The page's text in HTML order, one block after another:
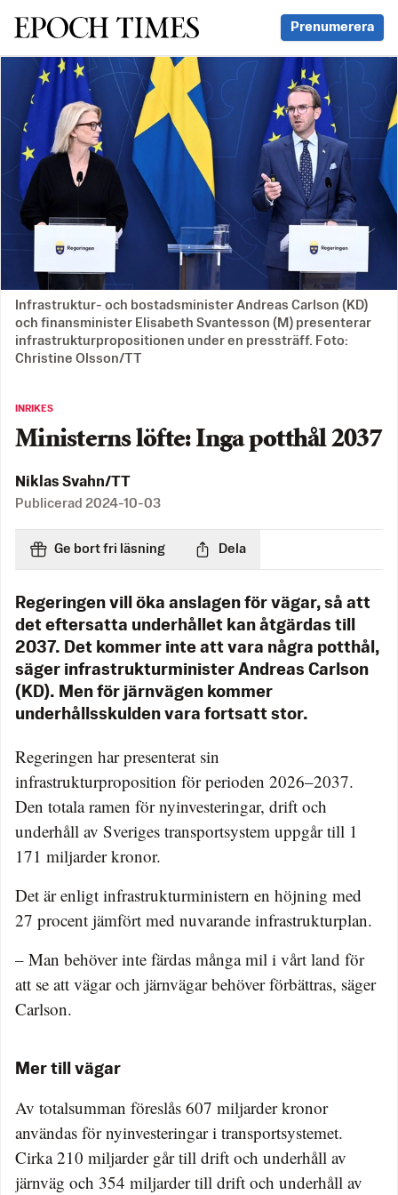
Svenska Epoch Times Prenumerera
Infrastruktur- och bostadsminister Andreas Carlson (KD)
och finansminister Elisabeth Svantesson (M) presenterar
infrastrukturpropositionen under en pressträff. Foto:
Christine Olsson/TT
INRIKES
Ministerns löfte: Inga potthål 2037
Niklas Svahn/TT
Publicerad 2024-10-03
Ge bort fri läsning Dela
Regeringen vill öka anslagen för vägar, så att
det eftersatta underhållet kan åtgärdas till
2037. Det kommer inte att vara några potthål,
säger infrastrukturminister Andreas Carlson
(KD). Men för järnvägen kommer
underhållsskulden vara fortsatt stor.
Regeringen har presenterat sin
infrastrukturproposition för perioden 2026–2037.
Den totala ramen för nyinvesteringar, drift och
underhåll av Sveriges transportsystem uppgår till 1
171 miljarder kronor.
Det är enligt infrastrukturministern en höjning med
27 procent jämfört med nuvarande infrastrukturplan.
– Man behöver inte färdas många mil i vårt land för
att se att vägar och järnvägar behöver förbättras, säger
Carlson.
Mer till vägar
Av totalsumman föreslås 607 miljarder kronor
användas för nyinvesteringar i transportsystemet.
Cirka 210 miljarder går till drift och underhåll av
järnväg och 354 miljarder till drift och underhåll av